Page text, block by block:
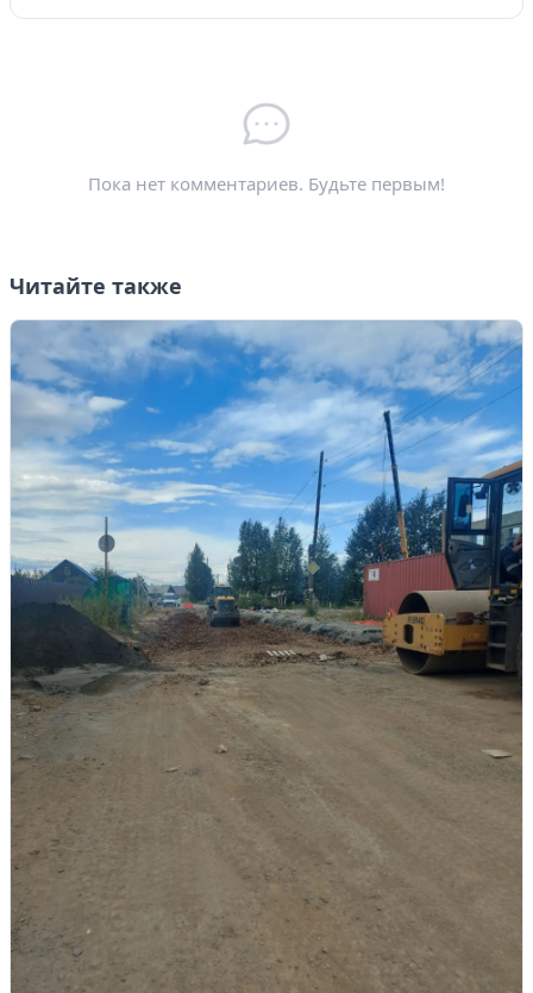
Ваше имя*
Пока нет комментариев. Будьте первым!
Читайте также